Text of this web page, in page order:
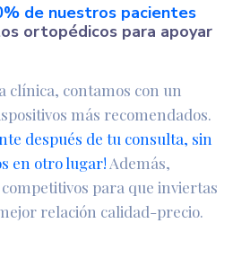
de nuestros pacientes
ortopédicos para apoyar
clínica, contamos con un
más recomendados.
después de tu consulta, sin
en otro lugar! Además,
para que inviertas
relación calidad-precio.